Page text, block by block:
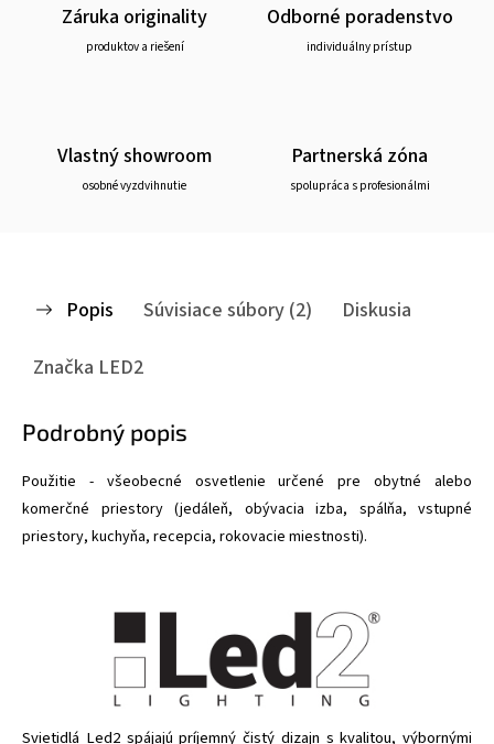
Záruka originality
produktov a riešení
Odborné poradenstvo
individuálny prístup
Vlastný showroom
osobné vyzdvihnutie
Partnerská zóna
spolupráca s profesionálmi
Popis Súvisiace súbory (2)
Diskusia
Značka LED2
Podrobný popis
Použitie - všeobecné osvetlenie určené pre obytné alebo
komerčné priestory (jedáleň, obývacia izba, spálňa, vstupné
priestory, kuchyňa, recepcia, rokovacie miestnosti).
Svietidlá Led2 spájajú príjemný čistý dizajn s kvalitou, výbornými